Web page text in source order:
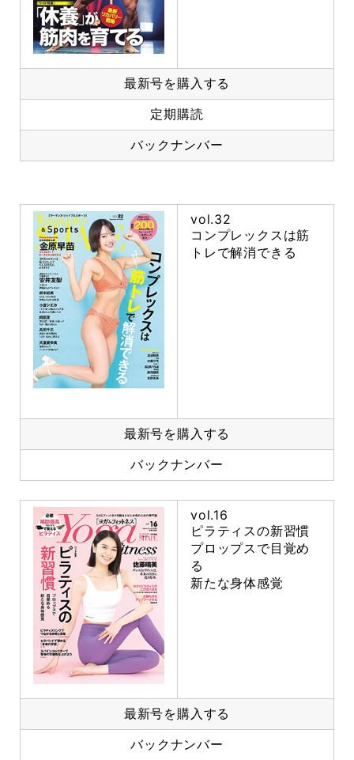
最新号を購入する
定期購読
バックナンバー
vol.32
コンプレックスは筋
トレで解消できる
最新号を購入する
バックナンバー
vol.16
ピラティスの新習慣
プロップスで目覚め
る
新たな身体感覚
最新号を購入する
バックナンバー